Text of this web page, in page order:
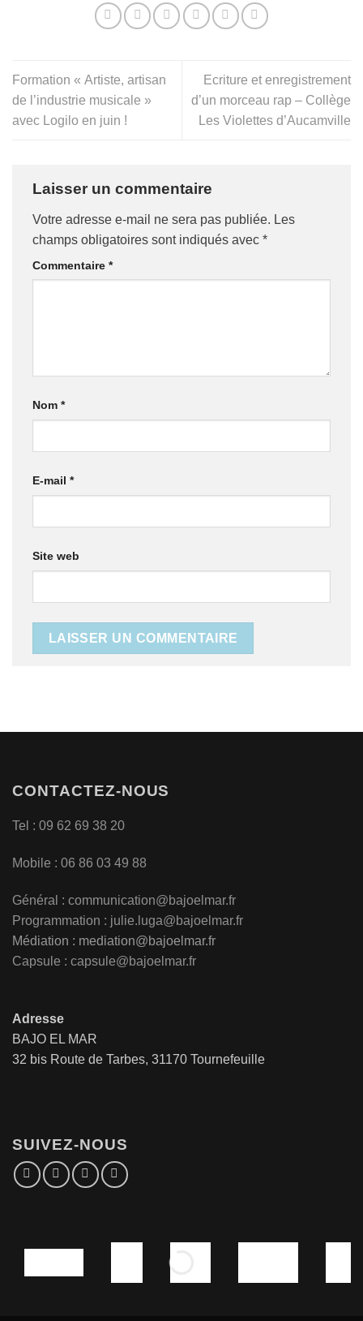
Formation « Artiste, artisan
de l’industrie musicale »
avec Logilo en juin !
Ecriture et enregistrement
d’un morceau rap – Collège
Les Violettes d’Aucamville
Laisser un commentaire
Votre adresse e-mail ne sera pas publiée. Les
champs obligatoires sont indiqués avec *
Commentaire *
Nom *
E-mail *
Site web
CONTACTEZ-NOUS
Tel : 09 62 69 38 20
Mobile : 06 86 03 49 88
Général : communication@bajoelmar.fr
Programmation : julie.luga@bajoelmar.fr
Médiation : mediation@bajoelmar.fr
Capsule : capsule@bajoelmar.fr
Adresse
BAJO EL MAR
32 bis Route de Tarbes, 31170 Tournefeuille
SUIVEZ-NOUS